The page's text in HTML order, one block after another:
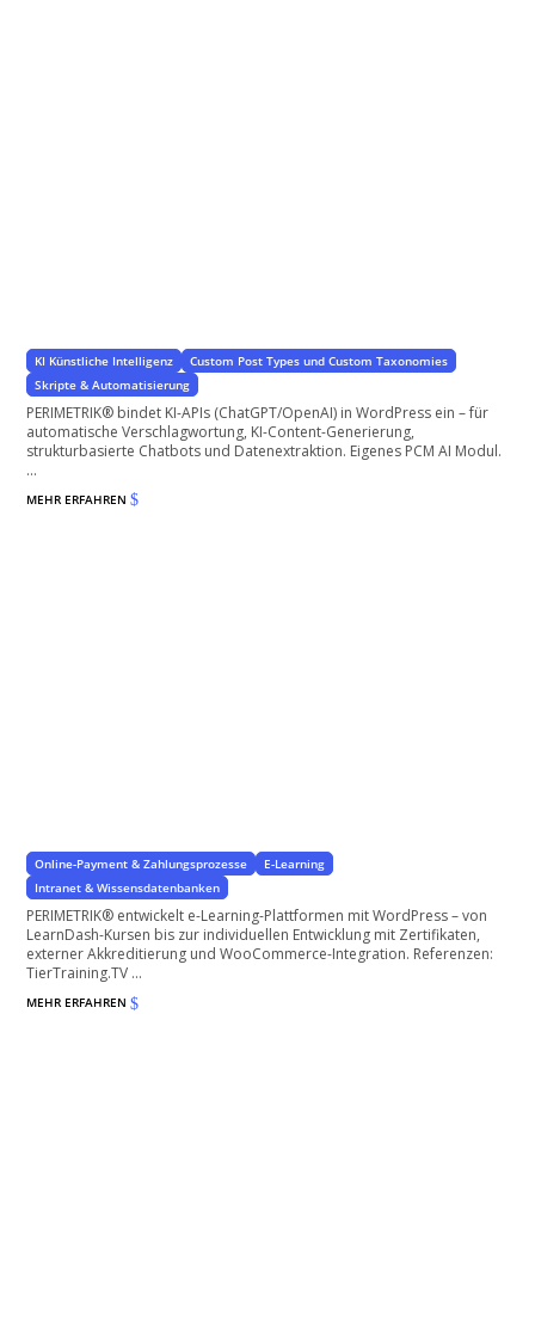
KI Künstliche Intelligenz
Custom Post Types und Custom Taxonomies
Skripte & Automatisierung
PERIMETRIK® bindet KI-APIs (ChatGPT/OpenAI) in WordPress ein – für
automatische Verschlagwortung, KI-Content-Generierung,
strukturbasierte Chatbots und Datenextraktion. Eigenes PCM AI Modul.
...
MEHR ERFAHREN$
Online-Payment & Zahlungsprozesse
E-Learning
Intranet & Wissensdatenbanken
PERIMETRIK® entwickelt e-Learning-Plattformen mit WordPress – von
LearnDash-Kursen bis zur individuellen Entwicklung mit Zertifikaten,
externer Akkreditierung und WooCommerce-Integration. Referenzen:
TierTraining.TV ...
MEHR ERFAHREN$